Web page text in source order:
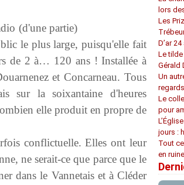
(d'une partie)
le plus large, puisqu'elle fait
de 2 à… 120 ans ! Installée à
et Concarneau. Tous
sur la soixantaine d'heures
elle produit en propre de
conflictuelle. Elles ont leur
ne serait-ce que parce que le
dans le Vannetais et à Cléder
lors
Les
D’ar
Le
Gérald
Un
regards
Le
pour
jours :
Tout
en